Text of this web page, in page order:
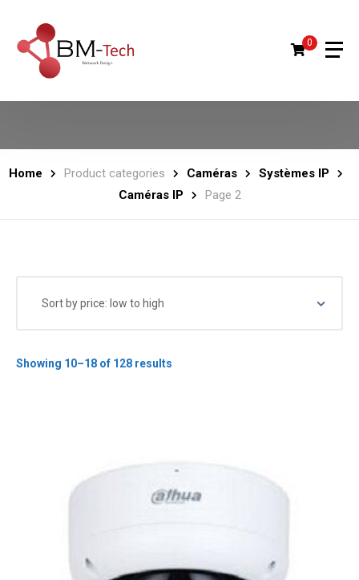
0
Home Product categories Caméras
Systèmes IP
Caméras IP
Page 2
Showing 10–18 of 128 results